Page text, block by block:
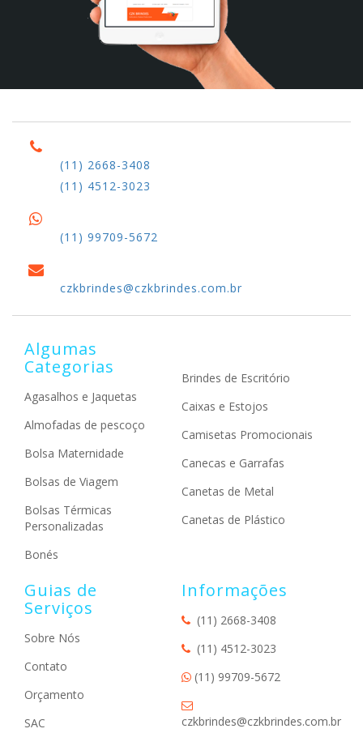
(11) 2668-3408
(11) 4512-3023
(11) 99709-5672
czkbrindes@czkbrindes.com.br
Algumas
Categorias
Agasalhos e Jaquetas
Almofadas de pescoço
Bolsa Maternidade
Bolsas de Viagem
Bolsas Térmicas
Personalizadas
Bonés
Brindes de Escritório
Caixas e Estojos
Camisetas Promocionais
Canecas e Garrafas
Canetas de Metal
Canetas de Plástico
Guias de
Serviços
Sobre Nós
Contato
Orçamento
SAC
Informações
(11) 2668-3408
(11) 4512-3023
(11) 99709-5672
czkbrindes@czkbrindes.com.br